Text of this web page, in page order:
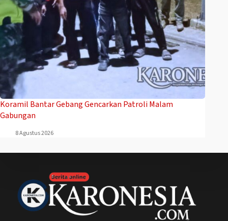
Koramil Bantar Gebang Gencarkan Patroli Malam
Gabungan
8 Agustus 2026